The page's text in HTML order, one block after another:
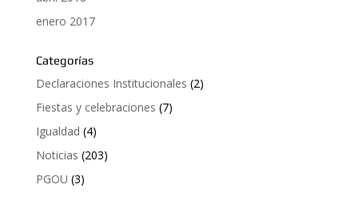
enero 2017
Categorías
Declaraciones Institucionales (2)
Fiestas y celebraciones (7)
Igualdad (4)
Noticias (203)
PGOU (3)